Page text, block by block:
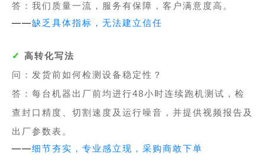
答：我们质量一流，服务有保障，客户满意度高。
——缺乏具体指标，无法建立信任
✓ 高转化写法
问：发货前如何检测设备稳定性？
答：每台机器出厂前均进行48小时连续跑机测试，检
查封口精度、切割速度及运行噪音，并提供视频报告及
出厂参数表。
——细节夯实，专业感立现，采购商敢下单